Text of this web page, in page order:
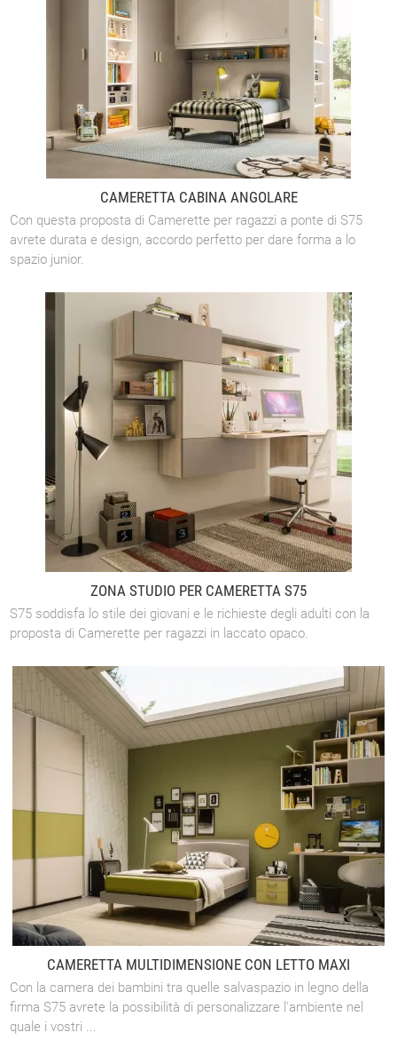
CAMERETTA CABINA ANGOLARE
Con questa proposta di Camerette per ragazzi a ponte di S75
avrete durata e design, accordo perfetto per dare forma a lo
spazio junior.
ZONA STUDIO PER CAMERETTA S75
S75 soddisfa lo stile dei giovani e le richieste degli adulti con la
proposta di Camerette per ragazzi in laccato opaco.
CAMERETTA MULTIDIMENSIONE CON LETTO MAXI
Con la camera dei bambini tra quelle salvaspazio in legno della
firma S75 avrete la possibilità di personalizzare l'ambiente nel
quale i vostri ...